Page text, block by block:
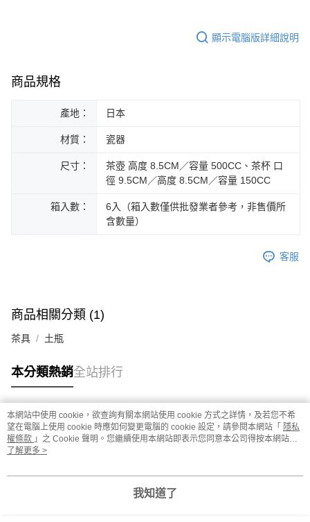
顯示電腦版詳細說明
商品規格
產地： 日本
材質： 瓷器
尺寸：
茶壺 高度 8.5CM／容量 500CC、茶杯 口
徑 9.5CM／高度 8.5CM／容量 150CC
箱入數：
6入（箱入數僅供批發業者參考，非售價所
含數量）
客服
商品相關分類 (1)
茶具 土瓶
本分類熱銷全站排行
熱門標籤
本網站中使用 cookie，欲查詢有關本網站使用 cookie 方式之詳情，及若您不希
望在電腦上使用 cookie 時應如何變更電腦的 cookie 設定，請參閱本網站「 隱私
權條款 」之 Cookie 聲明。您繼續使用本網站即表示您同意本公司得按本網站使
用條款之 Cookie 聲明使用 cookie。
了解更多 >
我知道了